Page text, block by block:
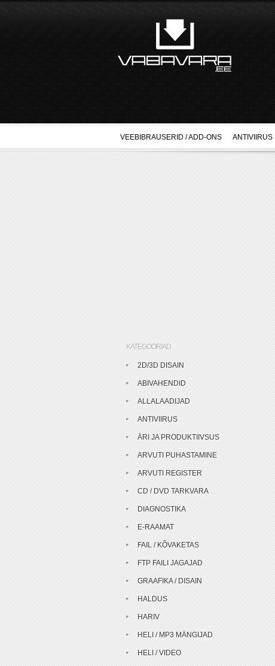
VEEBIBRAUSERID / ADD-ONS ANTIVIIRUS
KATEGOORIAD
2D/3D DISAIN
ABIVAHENDID
ALLALAADIJAD
ANTIVIIRUS
ÄRI JA PRODUKTIIVSUS
ARVUTI PUHASTAMINE
ARVUTI REGISTER
CD / DVD TARKVARA
DIAGNOSTIKA
E-RAAMAT
FAIL / KÕVAKETAS
FTP FAILI JAGAJAD
GRAAFIKA / DISAIN
HALDUS
HARIV
HELI / MP3 MÄNGIJAD
HELI / VIDEO